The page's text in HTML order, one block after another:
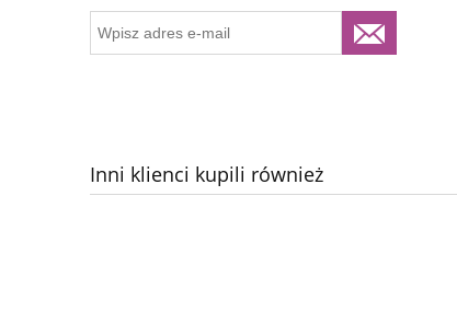
Inni klienci kupili również